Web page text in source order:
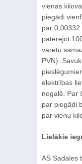
vienas
piegādi
par 0,00332
patērējot
varētu
PVN).
elektrības
nogalē. Par
par piegādi
par vienu
Lielākie
AS Sadales